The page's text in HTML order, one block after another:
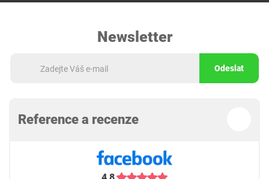
Newsletter
Odeslat
Reference a recenze